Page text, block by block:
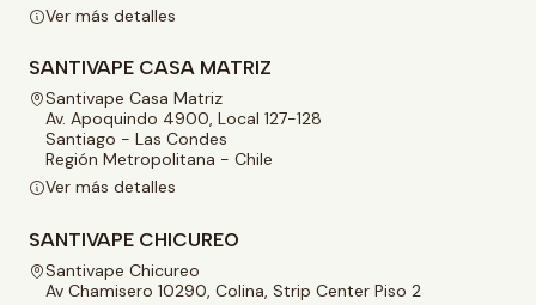
Ver más detalles
SANTIVAPE CASA MATRIZ
Santivape Casa Matriz
Av. Apoquindo 4900, Local 127-128
Santiago - Las Condes
Región Metropolitana - Chile
Ver más detalles
SANTIVAPE CHICUREO
Santivape Chicureo
Av Chamisero 10290, Colina, Strip Center Piso 2